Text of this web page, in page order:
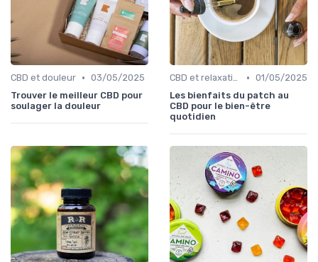
CBD et douleur • 03/05/2025
Trouver le meilleur CBD pour
soulager la douleur
CBD et relaxation • 01/05/2025
Les bienfaits du patch au
CBD pour le bien-être
quotidien